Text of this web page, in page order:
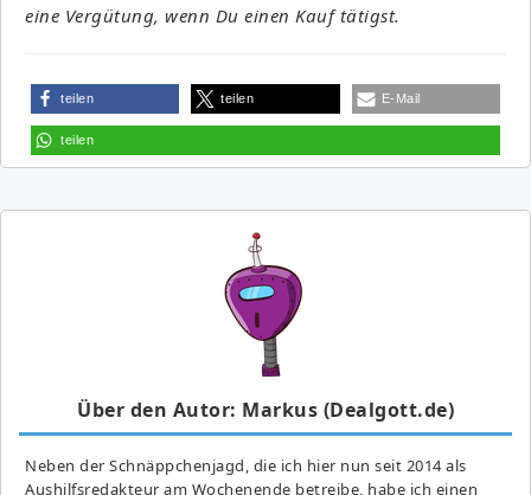
eine Vergütung, wenn Du einen Kauf tätigst.
teilen teilen E-Mail
teilen
Über den Autor: Markus (Dealgott.de)
Neben der Schnäppchenjagd, die ich hier nun seit 2014 als
Aushilfsredakteur am Wochenende betreibe, habe ich einen